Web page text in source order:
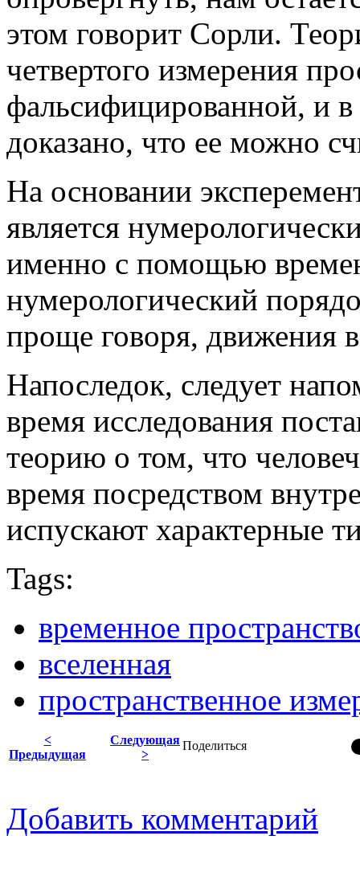
этом говорит Сорли.
четвертого измерения
фальсифицированной, и
доказано, что ее можно
На основании
является
именно с помощью
нумерологический
проще говоря, движения
Напоследок, следует
время исследования
теорию о том, что
время посредством
испускают характерные
Tags:
временное
вселенная
пространственное
Поделиться
<
Предыдущая
Следующая
>
Добавить комментарий